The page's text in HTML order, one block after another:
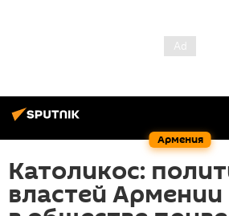
Армения
Католикос:
властей Армении